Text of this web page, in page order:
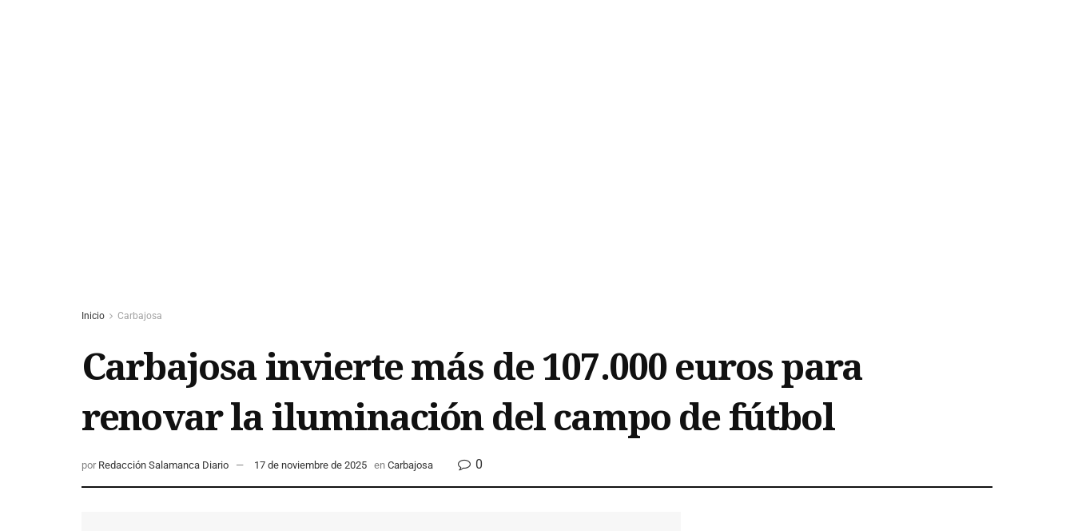
Inicio Carbajosa
Carbajosa invierte más de 107.000 euros para
renovar la iluminación del campo de fútbol
por Redacción Salamanca Diario 17 de noviembre de 2025 en Carbajosa 0